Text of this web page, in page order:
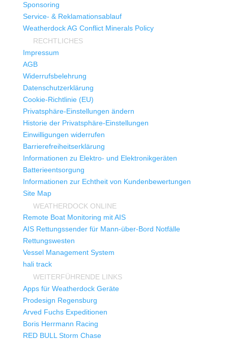
Sponsoring
Service- & Reklamationsablauf
Weatherdock AG Conflict Minerals Policy
RECHTLICHES
Impressum
AGB
Widerrufsbelehrung
Datenschutzerklärung
Cookie-Richtlinie (EU)
Privatsphäre-Einstellungen ändern
Historie der Privatsphäre-Einstellungen
Einwilligungen widerrufen
Barrierefreiheitserklärung
Informationen zu Elektro- und Elektronikgeräten
Batterieentsorgung
Informationen zur Echtheit von Kundenbewertungen
Site Map
WEATHERDOCK ONLINE
Remote Boat Monitoring mit AIS
AIS Rettungssender für Mann-über-Bord Notfälle
Rettungswesten
Vessel Management System
hali track
WEITERFÜHRENDE LINKS
Apps für Weatherdock Geräte
Prodesign Regensburg
Arved Fuchs Expeditionen
Boris Herrmann Racing
RED BULL Storm Chase